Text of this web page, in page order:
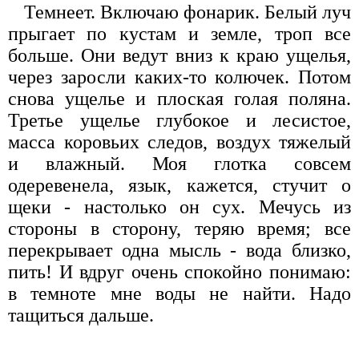
Темнеет. Включаю фонарик. Белый луч
прыгает по кустам и земле, троп все
больше. Они ведут вниз к краю ущелья,
через заросли каких-то колючек. Потом
снова ущелье и плоская голая поляна.
Третье ущелье глубокое и лесистое,
масса коровьих следов, воздух тяжелый
и влажный. Моя глотка совсем
одеревенела, язык, кажется, стучит о
щеки - настолько он сух. Мечусь из
стороны в сторону, теряю время; все
перекрывает одна мысль - вода близко,
пить! И вдруг очень спокойно понимаю:
в темноте мне воды не найти. Надо
тащиться дальше.